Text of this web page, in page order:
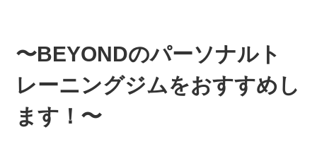
〜BEYONDのパーソナルト
レーニングジムをおすすめし
ます！〜